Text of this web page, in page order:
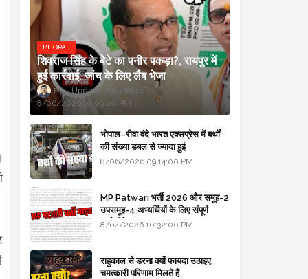
BHOPAL
शिवराज सिंह के बेटे का पनीर पकड़ा?, रायपुर में
हुई कार्रवाई, जांच के लिए लैब भेजा
Updesh Awasthee
8/06/2026 10:09:00 PM
भोपाल–रीवा वंदे भारत एक्सप्रेस में बर्थों
की संख्या डबल से ज्यादा हुई
8/06/2026 09:14:00 PM
MP Patwari भर्ती 2026 और समूह-2
उपसमूह-4 अभ्यर्थियों के लिए संपूर्ण
मार्गदर्शिका
8/04/2026 10:32:00 PM
राहुकाल से डरना क्यों फायदा उठाइए,
चमत्कारी परिणाम मिलते हैं